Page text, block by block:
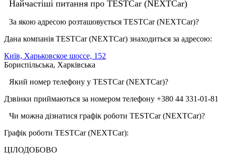
Найчастіші питання про TESTCar (NEXTCar)
За якою адресою розташовується TESTCar (NEXTCar)?
Дана компанія TESTCar (NEXTCar) знаходиться за адресою:
Київ, Харьковское шоссе, 152
Бориспільська, Харківська
Який номер телефону у TESTCar (NEXTCar)?
Дзвінки приймаються за номером телефону +380 44 331-01-81
Чи можна дізнатися графік роботи TESTCar (NEXTCar)?
Графік роботи TESTCar (NEXTCar):
ЦІЛОДОБОВО